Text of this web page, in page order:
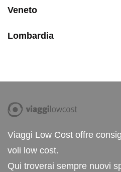
Veneto
Lombardia
Viaggi Low Cost offre
voli low cost.
Qui troverai sempre nuovi